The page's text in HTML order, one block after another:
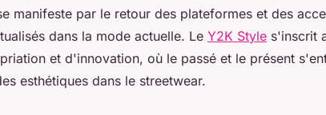
manifeste par le retour des plateformes et des
dans la mode actuelle. Le Y2K Style s'inscrit
et d'innovation, où le passé et le présent
esthétiques dans le streetwear.